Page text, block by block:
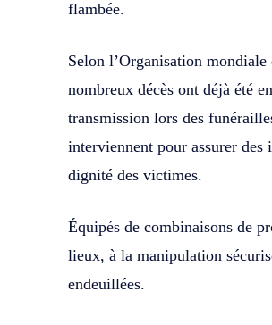
flambée.
Selon l’Organisation mondiale
nombreux décès ont déjà été
transmission lors des
interviennent pour assurer des
dignité des victimes.
Équipés de combinaisons de
lieux, à la manipulation
endeuillées.